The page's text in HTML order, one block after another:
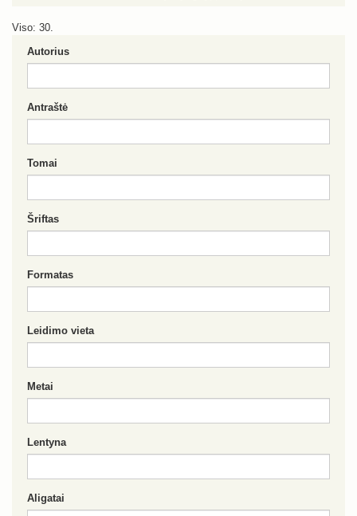
Viso: 30.
Autorius
Antraštė
Tomai
Šriftas
Formatas
Leidimo vieta
Metai
Lentyna
Aligatai